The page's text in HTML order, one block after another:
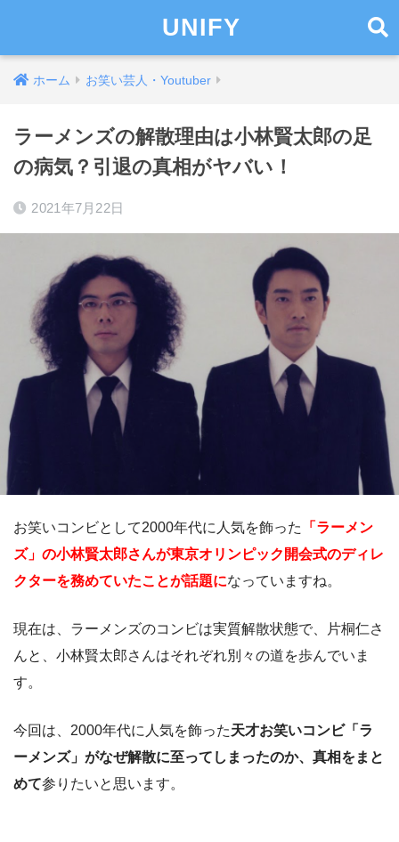
UNIFY
ホーム お笑い芸人・Youtuber
ラーメンズの解散理由は小林賢太郎の足
の病気？引退の真相がヤバい！
2021年7月22日
お笑いコンビとして2000年代に人気を飾った
「ラーメン
ズ」の小林賢太郎さんが東京オリンピック開会式のディレ
クターを務めていたことが話題になっていますね。
現在は、ラーメンズのコンビは実質解散状態で、片桐仁さ
んと、小林賢太郎さんはそれぞれ別々の道を歩んでいま
す。
今回は、2000年代に人気を飾った天才お笑いコンビ「ラ
ーメンズ」がなぜ解散に至ってしまったのか、真相をまと
めて参りたいと思います。